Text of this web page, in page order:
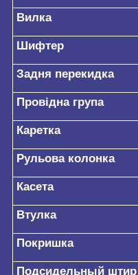
Вилка
Шифтер
Задня перекидка
Провідна група
Каретка
Рульова колонка
Касета
Втулка
Покришка
Подсидельный штир